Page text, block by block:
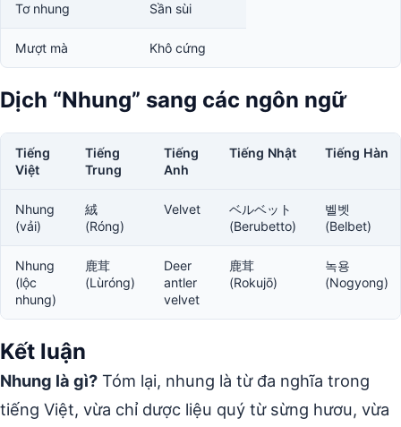
Tơ nhung Sần sùi
Mượt mà Khô cứng
Dịch “Nhung” sang các ngôn ngữ
Tiếng
Việt
Tiếng
Trung
Tiếng
Anh
Tiếng Nhật Tiếng Hàn
Nhung
(vải)
絨
(Róng)
Velvet
ベルベット
(Berubetto)
벨벳
(Belbet)
Nhung
(lộc
nhung)
鹿茸
(Lùróng)
Deer
antler
velvet
鹿茸
(Rokujō)
녹용
(Nogyong)
Kết luận
Nhung là gì? Tóm lại, nhung là từ đa nghĩa trong
tiếng Việt, vừa chỉ dược liệu quý từ sừng hươu, vừa